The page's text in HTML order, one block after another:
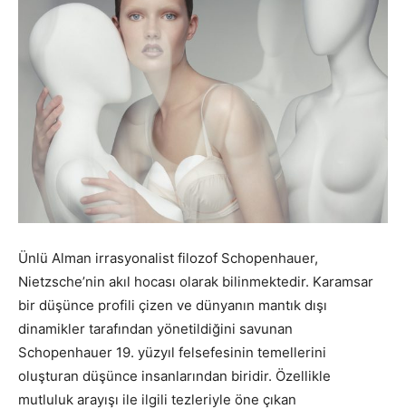
Ünlü Alman irrasyonalist filozof Schopenhauer,
Nietzsche’nin akıl hocası olarak bilinmektedir. Karamsar
bir düşünce profili çizen ve dünyanın mantık dışı
dinamikler tarafından yönetildiğini savunan
Schopenhauer 19. yüzyıl felsefesinin temellerini
oluşturan düşünce insanlarından biridir. Özellikle
mutluluk arayışı ile ilgili tezleriyle öne çıkan